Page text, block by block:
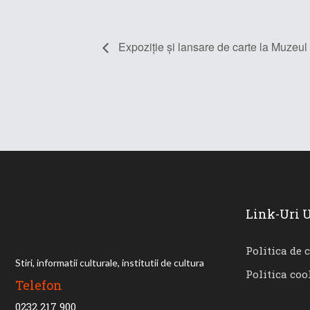
Expoziție și lansare de carte la
Stiri, informatii culturale, institutii de cultura
Telefon
0232 217 900
Link-Uri
Politica de
Politica